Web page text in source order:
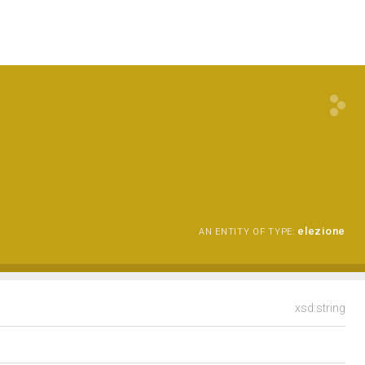
AN ENTITY OF TYPE: elezione
xsd:string